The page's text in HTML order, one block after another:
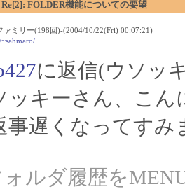
Re[2]: FOLDER機能についての要望
ァミリー(198回)-(2004/10/22(Fri) 00:07:21)
に返信(ウソッ
ッキーさん、こん
事遅くなってすみ
ォルダ履歴を